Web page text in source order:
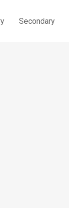
Secondary